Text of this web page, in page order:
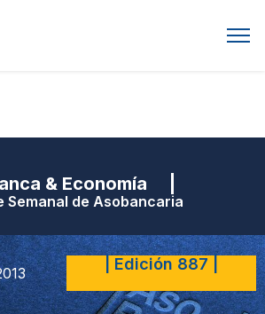
& Economía |
Semanal de Asobancaria
| Edición 887 |